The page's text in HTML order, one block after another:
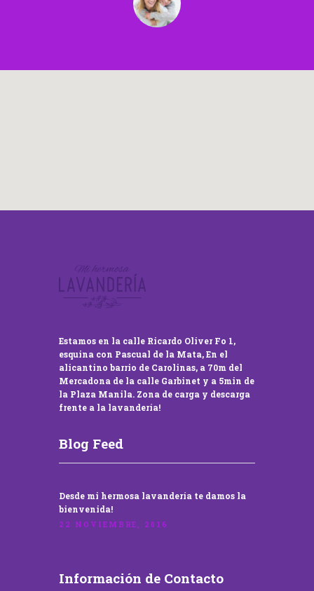
Estamos en la calle Ricardo Oliver Fo 1,
esquina con Pascual de la Mata, En el
alicantino barrio de Carolinas, a 70m del
Mercadona de la calle Garbinet y a 5min de
la Plaza Manila. Zona de carga y descarga
frente a la lavandería!
Blog Feed
Desde mi hermosa lavandería te damos la
bienvenida!
22 NOVIEMBRE, 2016
Información de Contacto